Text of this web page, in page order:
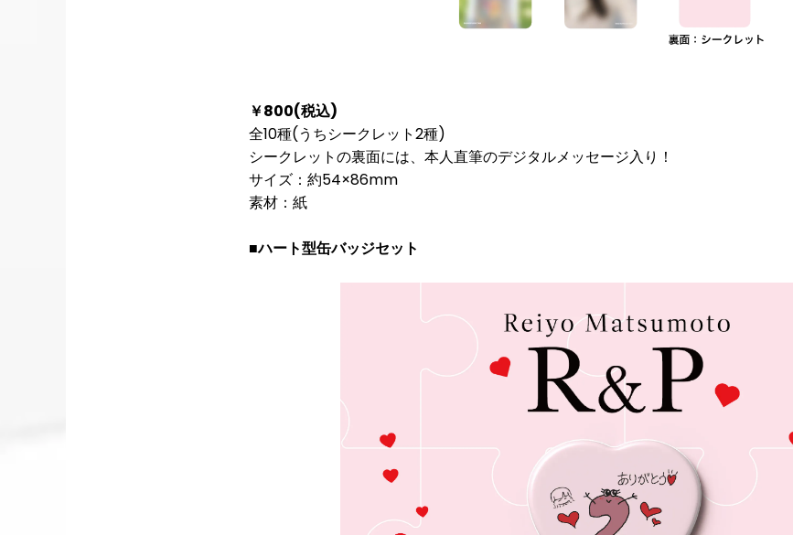
￥800(税込)
全10種(うちシークレット2種)
シークレットの裏面には、本人直筆のデジタルメッセージ入り！
サイズ：約54×86mm
素材：紙
■ハート型缶バッジセット